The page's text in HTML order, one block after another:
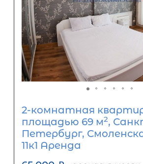
2-комнатная
площадью 69 м2,
Петербург,
11к1 Аренда